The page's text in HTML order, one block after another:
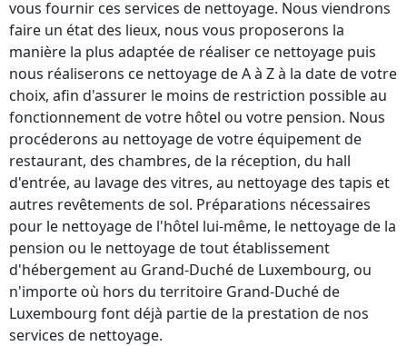
vous fournir ces services de nettoyage. Nous viendrons
faire un état des lieux, nous vous proposerons la
manière la plus adaptée de réaliser ce nettoyage puis
nous réaliserons ce nettoyage de A à Z à la date de votre
choix, afin d'assurer le moins de restriction possible au
fonctionnement de votre hôtel ou votre pension. Nous
procéderons au nettoyage de votre équipement de
restaurant, des chambres, de la réception, du hall
d'entrée, au lavage des vitres, au nettoyage des tapis et
autres revêtements de sol. Préparations nécessaires
pour le nettoyage de l'hôtel lui-même, le nettoyage de la
pension ou le nettoyage de tout établissement
d'hébergementau Grand-Duché de Luxembourg, ou
n'importe où hors du territoire Grand-Duché de
Luxembourg font déjà partie de la prestation de nos
services de nettoyage.